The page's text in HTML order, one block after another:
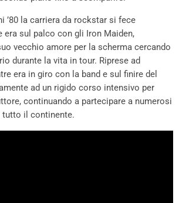
’80 la carriera da rockstar si fece
era sul palco con gli Iron Maiden,
vecchio amore per la scherma cercando
durante la vita in tour. Riprese ad
era in giro con la band e sul finire del
ad un rigido corso intensivo per
continuando a partecipare a numerosi
il continente.